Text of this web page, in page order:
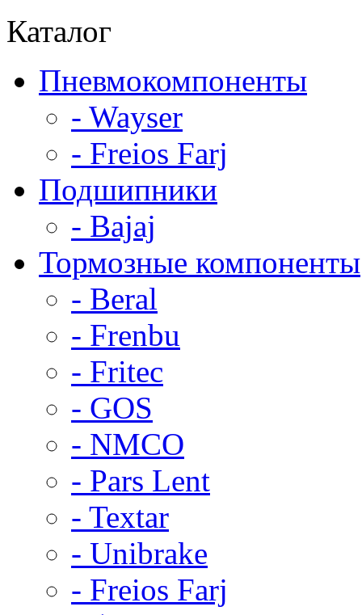
Каталог
Пневмокомпоненты
- Wayser
- Freios Farj
Подшипники
- Bajaj
Тормозные компоненты
- Beral
- Frenbu
- Fritec
- GOS
- NMCO
- Pars Lent
- Textar
- Unibrake
- Freios Farj